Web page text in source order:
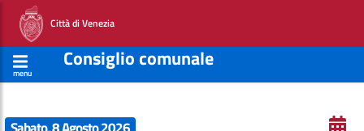
Città di Venezia
menu
Consiglio comunale